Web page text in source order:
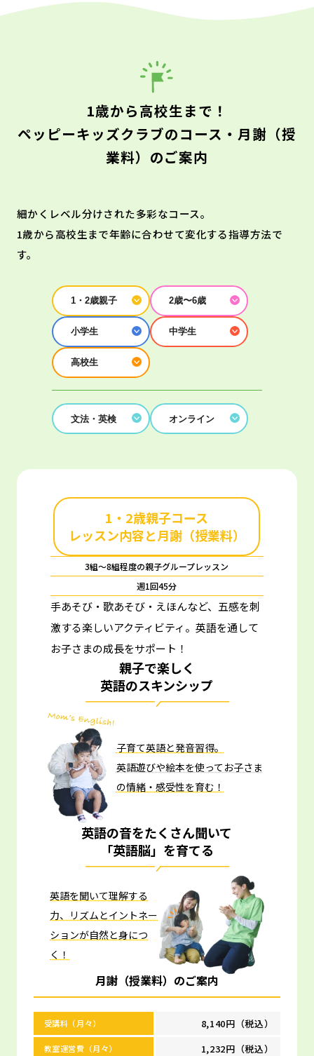
1歳から高校生まで！
ペッピーキッズクラブのコース・月謝（授
業料）のご案内
細かくレベル分けされた多彩なコース。
1歳から高校生まで年齢に合わせて変化する指導方法で
す。
1・2歳親子 2歳〜6歳
小学生 中学生
高校生
文法・英検 オンライン
1・2歳親子コース
レッスン内容と月謝（授業料）
3組～8組程度の親子グループレッスン
週1回45分
手あそび・歌あそび・えほんなど、五感を刺
激する楽しいアクティビティ。 英語を通して
お子さまの成長をサポート！
親子で楽しく
英語のスキンシップ
子育て英語と発音習得。
英語遊びや絵本を使ってお子さま
の情緒・感受性を育む！
英語の音をたくさん聞いて
「英語脳」を育てる
英語を聞いて理解する
力、リズムとイントネー
ションが自然と身につ
く！
月謝（授業料）のご案内
受講料（月々） 8,140円（税込）
教室運営費（月々） 1,232円（税込）